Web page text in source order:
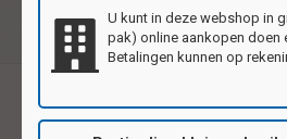
uitnodigingskaartje te
U kunt in deze webshop in
pak) online aankopen doen
Betalingen kunnen op